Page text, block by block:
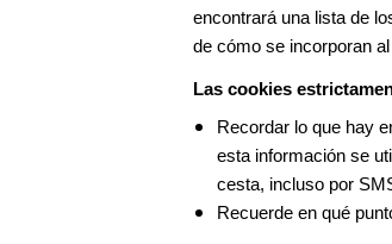
encontrará una lista de
de cómo se incorporan
Las cookies
Recordar lo que hay
esta información se
cesta, incluso por
Recuerde en qué